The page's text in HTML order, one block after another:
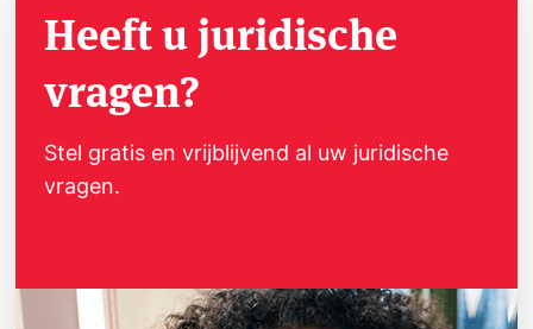
Heeft u juridische
vragen?
Stel gratis en vrijblijvend al uw juridische
vragen.